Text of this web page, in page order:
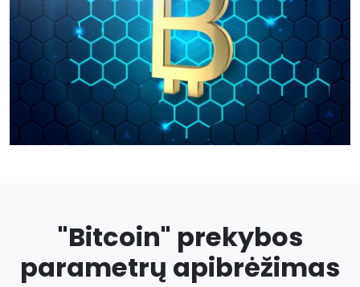
"Bitcoin" prekybos
parametrų apibrėžimas